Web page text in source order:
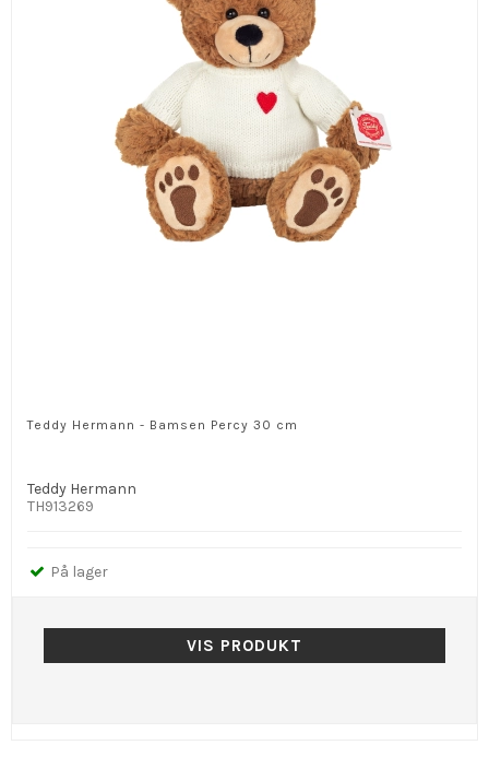
Teddy Hermann - Bamsen Percy 30 cm
Teddy Hermann
TH913269
På lager
VIS PRODUKT